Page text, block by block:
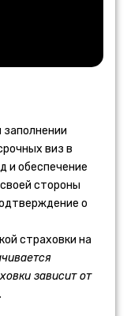
виз в
и обеспечение
стороны
о
страховки на
зависит от